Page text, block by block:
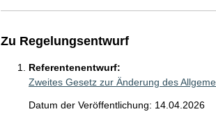
Zu Regelungsentwurf
Referentenentwurf:
Zweites Gesetz zur Änderung des
Datum der Veröffentlichung: 14.04.2026